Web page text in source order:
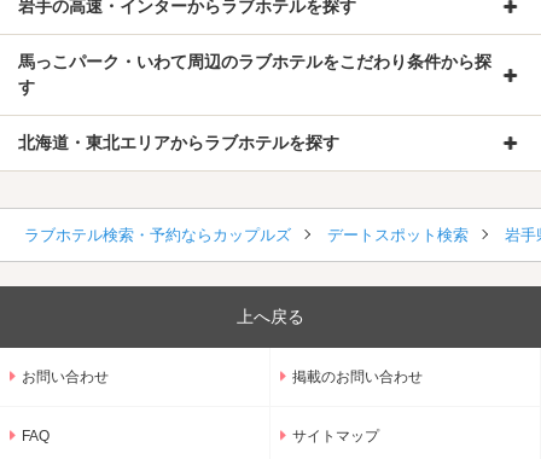
岩手の高速・インターからラブホテルを探す
馬っこパーク・いわて周辺のラブホテルをこだわり条件から探
す
北海道・東北エリアからラブホテルを探す
ラブホテル検索・予約ならカップルズ デートスポット検索 岩手
上へ戻る
お問い合わせ 掲載のお問い合わせ
FAQ サイトマップ